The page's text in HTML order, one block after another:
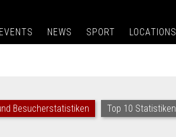
EVENTS NEWS SPORT LOCATIONS
Besucherstatistiken Top 10 Statistiken